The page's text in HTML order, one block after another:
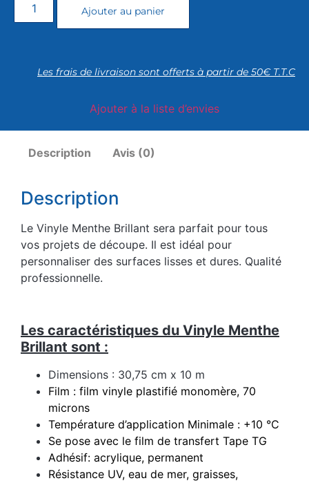
Ajouter au panier
Les frais de livraison sont offerts à partir de 50€ T.T.C
Ajouter à la liste d’envies
Description Avis (0)
Description
Le Vinyle Menthe Brillant sera parfait pour tous
vos projets de découpe. Il est idéal pour
personnaliser des surfaces lisses et dures. Qualité
professionnelle.
Les caractéristiques du Vinyle Menthe
Brillant sont :
Dimensions : 30,75 cm x 10 m
Film : film vinyle plastifié monomère, 70
microns
Température d’application Minimale : +10 °C
Se pose avec le film de transfert Tape TG
Adhésif: acrylique, permanent
Résistance UV, eau de mer, graisses,